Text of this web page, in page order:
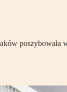
poszybowała